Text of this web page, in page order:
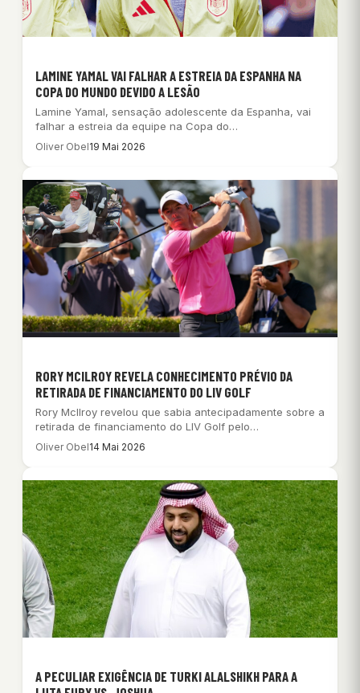
LAMINE YAMAL VAI FALHAR A ESTREIA DA ESPANHA NA
COPA DO MUNDO DEVIDO A LESÃO
Lamine Yamal, sensação adolescente da Espanha, vai
falhar a estreia da equipe na Copa do…
Oliver Obel19 Mai 2026
RORY MCILROY REVELA CONHECIMENTO PRÉVIO DA
RETIRADA DE FINANCIAMENTO DO LIV GOLF
Rory McIlroy revelou que sabia antecipadamente sobre a
retirada de financiamento do LIV Golf pelo…
Oliver Obel14 Mai 2026
A PECULIAR EXIGÊNCIA DE TURKI ALALSHIKH PARA A